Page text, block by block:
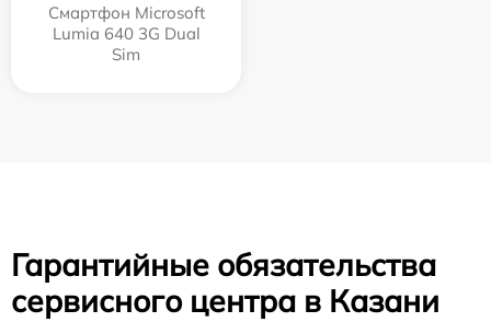
Смартфон Microsoft
Lumia 640 3G Dual
Sim
Гарантийные обязательства
сервисного центра в Казани